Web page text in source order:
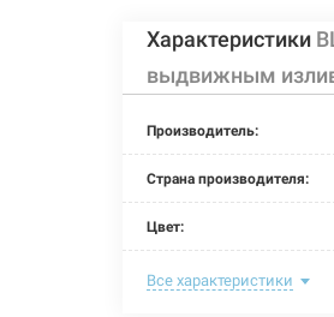
Характеристики
выдвижным
Производитель:
Страна производителя:
Цвет:
Назначение смесителя:
Все характеристики